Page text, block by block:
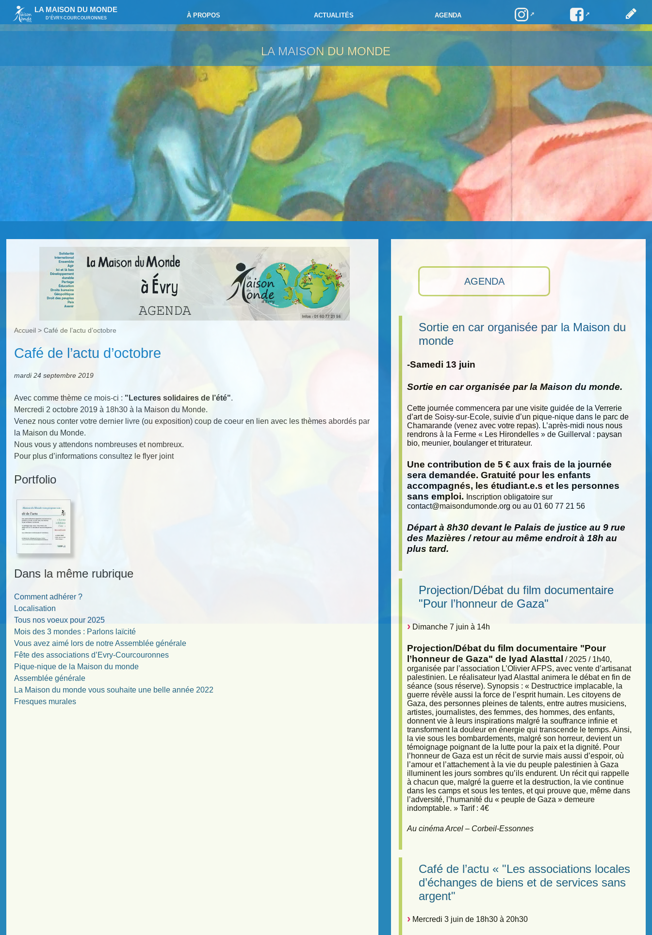
LA MAISON DU MONDE
D’ÉVRY-COURCOURONNES À PROPOS ACTUALITÉS AGENDA
LA MAISON DU MONDE
AGENDA
Sortie en car organisée par la Maison du
monde
-Samedi 13 juin
Sortie en car organisée par la Maison du monde.
Cette journée commencera par une visite guidée de la Verrerie
d’art de Soisy-sur-Ecole, suivie d’un pique-nique dans le parc de
Chamarande (venez avec votre repas). L’après-midi nous nous
rendrons à la Ferme « Les Hirondelles » de Guillerval : paysan
bio, meunier, boulanger et triturateur.
Une contribution de 5 € aux frais de la journée
sera demandée. Gratuité pour les enfants
accompagnés, les étudiant.e.s et les personnes
sans emploi.
Inscription obligatoire sur
contact@maisondumonde.org ou au 01 60 77 21 56
Départ à 8h30 devant le Palais de justice au 9 rue
des Mazières / retour au même endroit à 18h au
plus tard.
Projection/Débat du film documentaire
"Pour l’honneur de Gaza"
Dimanche 7 juin à 14h
Projection/Débat du film documentaire "Pour
l’honneur de Gaza" de Iyad Alasttal / 2025 / 1h40,
organisée par l’association L’Olivier AFPS, avec vente d’artisanat
palestinien. Le réalisateur Iyad Alasttal animera le débat en fin de
séance (sous réserve). Synopsis : « Destructrice implacable, la
guerre révèle aussi la force de l’esprit humain. Les citoyens de
Gaza, des personnes pleines de talents, entre autres musiciens,
artistes, journalistes, des femmes, des hommes, des enfants,
donnent vie à leurs inspirations malgré la souffrance infinie et
transforment la douleur en énergie qui transcende le temps. Ainsi,
la vie sous les bombardements, malgré son horreur, devient un
témoignage poignant de la lutte pour la paix et la dignité. Pour
l’honneur de Gaza est un récit de survie mais aussi d’espoir, où
l’amour et l’attachement à la vie du peuple palestinien à Gaza
illuminent les jours sombres qu’ils endurent. Un récit qui rappelle
à chacun que, malgré la guerre et la destruction, la vie continue
dans les camps et sous les tentes, et qui prouve que, même dans
l’adversité, l’humanité du « peuple de Gaza » demeure
indomptable. » Tarif : 4€
Au cinéma Arcel – Corbeil-Essonnes
Café de l’actu « "Les associations locales
d’échanges de biens et de services sans
argent"
Mercredi 3 juin de 18h30 à 20h30
Accueil >Café de l’actu d’octobre
Café de l’actu d’octobre
mardi 24 septembre 2019
Avec comme thème ce mois-ci : "Lectures solidaires de l’été".
Mercredi 2 octobre 2019 à 18h30 à la Maison du Monde.
Venez nous conter votre dernier livre (ou exposition) coup de coeur en lien avec les thèmes abordés par
la Maison du Monde.
Nous vous y attendons nombreuses et nombreux.
Pour plus d’informations consultez le flyer joint
Portfolio
Dans la même rubrique
Comment adhérer ?
Localisation
Tous nos voeux pour 2025
Mois des 3 mondes : Parlons laïcité
Vous avez aimé lors de notre Assemblée générale
Fête des associations d’Evry-Courcouronnes
Pique-nique de la Maison du monde
Assemblée générale
La Maison du monde vous souhaite une belle année 2022
Fresques murales